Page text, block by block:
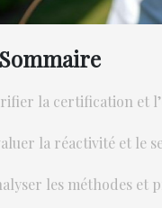
Sommaire
la certification et
la réactivité et le
les méthodes et